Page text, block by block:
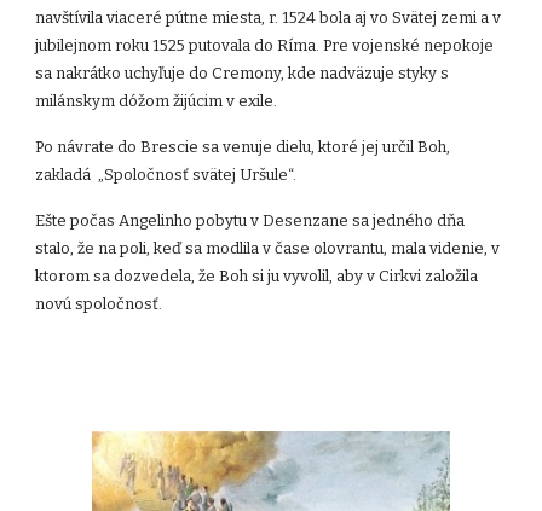
navštívila viaceré pútne miesta, r. 1524 bola aj vo Svätej zemi a v
jubilejnom roku 1525 putovala do Ríma. Pre vojenské nepokoje
sa nakrátko uchyľuje do Cremony, kde nadväzuje styky s
milánskym dóžom žijúcim v exile.
Po návrate do Brescie sa venuje dielu, ktoré jej určil Boh,
zakladá „Spoločnosť svätej Uršule“.
Ešte počas Angelinho pobytu v Desenzane sa jedného dňa
stalo, že na poli, keď sa modlila v čase olovrantu, mala videnie, v
ktorom sa dozvedela, že Boh si ju vyvolil, aby v Cirkvi založila
novú spoločnosť.